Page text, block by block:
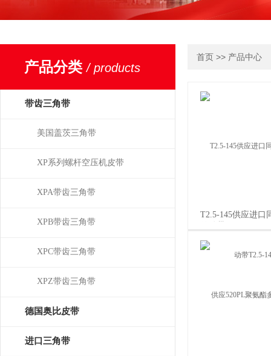
产品分类/ products
带齿三角带
美国盖茨三角带
XP系列螺杆空压机皮带
XPA带齿三角带
XPB带齿三角带
XPC带齿三角带
XPZ带齿三角带
德国奥比皮带
OPTIBELT
进口三角带
首页 >> 产品中心
T2.5-145供应进口